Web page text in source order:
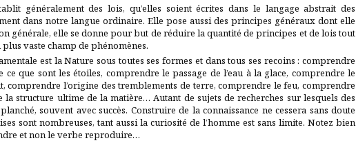
généralement des lois, qu’elles soient écrites dans le langage abstrait des
dans notre langue ordinaire. Elle pose aussi des principes généraux dont elle
générale, elle se donne pour but de réduire la quantité de principes et de lois tout
vaste champ de phénomènes.
est la Nature sous toutes ses formes et dans tous ses recoins : comprendre
ce que sont les étoiles, comprendre le passage de l’eau à la glace, comprendre le
comprendre l’origine des tremblements de terre, comprendre le feu, comprendre
structure ultime de la matière… Autant de sujets de recherches sur lesquels des
souvent avec succès. Construire de la connaissance ne cessera sans doute
sont nombreuses, tant aussi la curiosité de l’homme est sans limite. Notez bien
et non le verbe reproduire…